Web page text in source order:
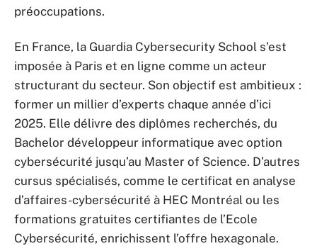
préoccupations.
En France, la Guardia Cybersecurity School s’est
imposée à Paris et en ligne comme un acteur
structurant du secteur. Son objectif est ambitieux :
former un millier d’experts chaque année d’ici
2025. Elle délivre des diplômes recherchés, du
Bachelor développeur informatique avec option
cybersécurité jusqu’au Master of Science. D’autres
cursus spécialisés, comme le certificat en analyse
d’affaires-cybersécurité à HEC Montréal ou les
formations gratuites certifiantes de l’Ecole
Cybersécurité, enrichissent l’offre hexagonale.